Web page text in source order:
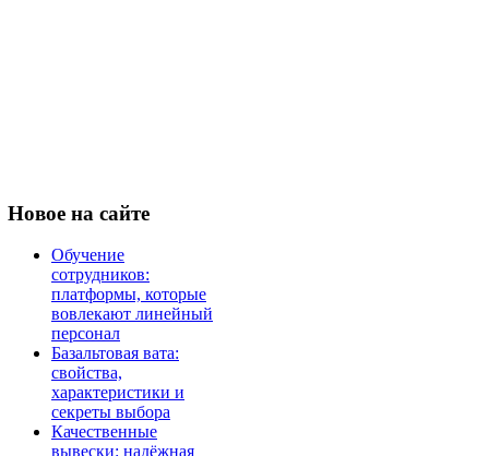
Новое на сайте
Обучение
сотрудников:
платформы, которые
вовлекают линейный
персонал
Базальтовая вата:
свойства,
характеристики и
секреты выбора
Качественные
вывески: надёжная